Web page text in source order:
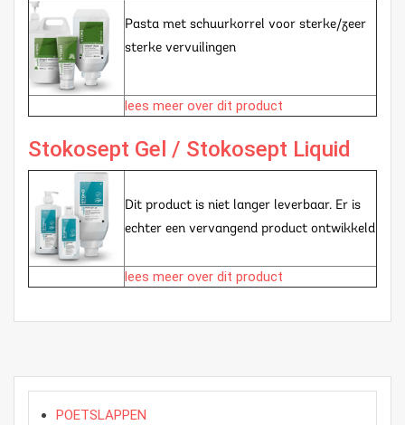
Pasta met schuurkorrel voor sterke/zeer
sterke vervuilingen
lees meer over dit product
Stokosept Gel / Stokosept Liquid
Dit product is niet langer leverbaar. Er is
echter een vervangend product ontwikkeld
lees meer over dit product
POETSLAPPEN